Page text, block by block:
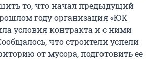
то, что начал предыдущий
году организация «ЮК
условия контракта и с ними
что строители успели
от мусора, подготовить ее